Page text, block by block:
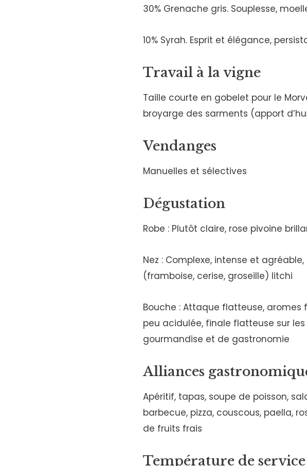
30% Grenache gris. Souplesse,
10% Syrah. Esprit et élégance,
Travail à la vigne
Taille courte en gobelet pour le
broyarge des sarments (apport
Vendanges
Manuelles et sélectives
Dégustation
Robe : Plutôt claire, rose pivoine
Nez : Complexe, intense et
(framboise, cerise, groseille) litchi
Bouche : Attaque flatteuse, aromes
peu acidulée, finale flatteuse sur
gourmandise et de gastronomie
Alliances
Apéritif, tapas, soupe de poisson,
barbecue, pizza, couscous, paella,
de fruits frais
Température de service